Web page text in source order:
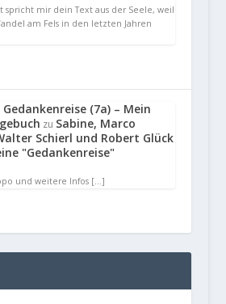
spricht mir dein Text aus der Seele, weil
am Fels in den letzten Jahren
Gedankenreise (7a) – Mein
zu Sabine, Marco
Schierl und Robert Glück
"Gedankenreise"
und weitere Infos […]